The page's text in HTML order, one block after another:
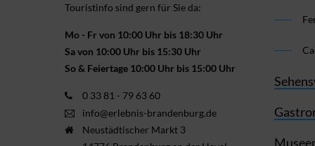
Touristinfo sind gern für Sie da:
Mo - Fr von 10:00 Uhr bis 18:30 Uhr
Sa von 10:00 Uhr bis 15:30 Uhr
So & Feiertage 10:00 Uhr bis 15:00 Uhr
0 33 81 - 79 63 60
info@erlebnis-brandenburg.de
Neustädtischer Markt 3